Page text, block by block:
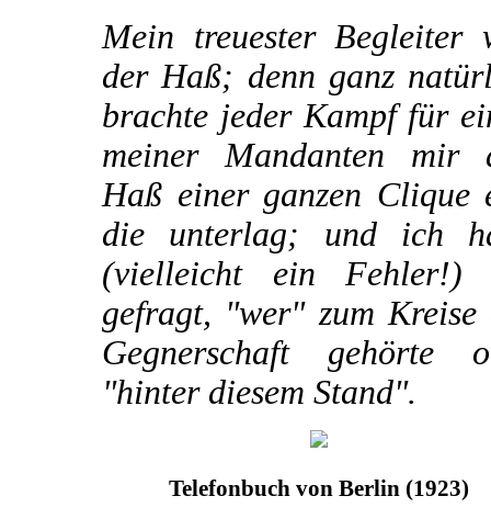
Mein treuester Begleiter
der Haß; denn ganz
brachte jeder Kampf für
meiner Mandanten mir
Haß einer ganzen Clique
die unterlag; und ich
(vielleicht ein Fehler!)
gefragt, "wer" zum Kreise
Gegnerschaft gehörte
"hinter diesem Stand".
Telefonbuch von Berlin (1923)